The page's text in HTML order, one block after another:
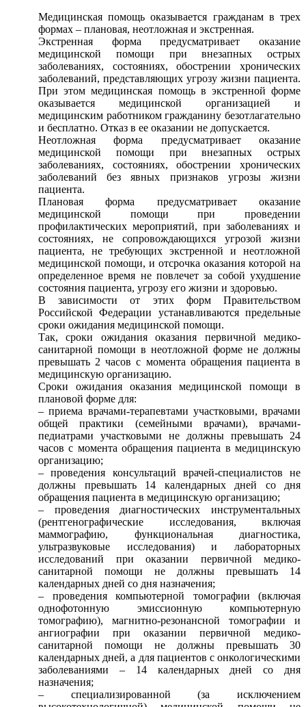
Медицинская помощь оказывается гражданам в трех
формах – плановая, неотложная и экстренная.
Экстренная форма предусматривает оказание
медицинской помощи при внезапных острых
заболеваниях, состояниях, обострении хронических
заболеваний, представляющих угрозу жизни пациента.
При этом медицинская помощь в экстренной форме
оказывается медицинской организацией и
медицинским работником гражданину безотлагательно
и бесплатно. Отказ в ее оказании не допускается.
Неотложная форма предусматривает оказание
медицинской помощи при внезапных острых
заболеваниях, состояниях, обострении хронических
заболеваний без явных признаков угрозы жизни
пациента.
Плановая форма предусматривает оказание
медицинской помощи при проведении
профилактических мероприятий, при заболеваниях и
состояниях, не сопровождающихся угрозой жизни
пациента, не требующих экстренной и неотложной
медицинской помощи, и отсрочка оказания которой на
определенное время не повлечет за собой ухудшение
состояния пациента, угрозу его жизни и здоровью.
В зависимости от этих форм Правительством
Российской Федерации устанавливаются предельные
сроки ожидания медицинской помощи.
Так, сроки ожидания оказания первичной медико-
санитарной помощи в неотложной форме не должны
превышать 2 часов с момента обращения пациента в
медицинскую организацию.
Сроки ожидания оказания медицинской помощи в
плановой форме для:
– приема врачами-терапевтами участковыми, врачами
общей практики (семейными врачами), врачами-
педиатрами участковыми не должны превышать 24
часов с момента обращения пациента в медицинскую
организацию;
– проведения консультаций врачей-специалистов не
должны превышать 14 календарных дней со дня
обращения пациента в медицинскую организацию;
– проведения диагностических инструментальных
(рентгенографические исследования, включая
маммографию, функциональная диагностика,
ультразвуковые исследования) и лабораторных
исследований при оказании первичной медико-
санитарной помощи не должны превышать 14
календарных дней со дня назначения;
– проведения компьютерной томографии (включая
однофотонную эмиссионную компьютерную
томографию), магнитно-резонансной томографии и
ангиографии при оказании первичной медико-
санитарной помощи не должны превышать 30
календарных дней, а для пациентов с онкологическими
заболеваниями – 14 календарных дней со дня
назначения;
– специализированной (за исключением